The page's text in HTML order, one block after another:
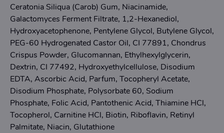
Ceratonia Siliqua (Carob) Gum, Niacinamide,
Galactomyces Ferment Filtrate, 1,2-Hexanediol,
Hydroxyacetophenone, Pentylene Glycol, Butylene Glycol,
PEG-60 Hydrogenated Castor Oil, CI 77891, Chondrus
Crispus Powder, Glucomannan, Ethylhexylglycerin,
Dextrin, CI 77492, Hydroxyethylcellulose, Disodium
EDTA, Ascorbic Acid, Parfum, Tocopheryl Acetate,
Disodium Phosphate, Polysorbate 60, Sodium
Phosphate, Folic Acid, Pantothenic Acid, Thiamine HCl,
Tocopherol, Carnitine HCl, Biotin, Riboflavin, Retinyl
Palmitate, Niacin, Glutathione